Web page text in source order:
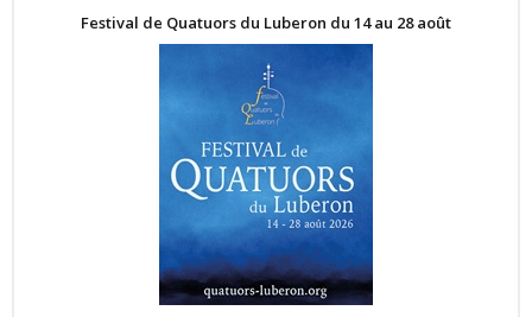
Festival de Quatuors du Luberon du 14 au 28 août